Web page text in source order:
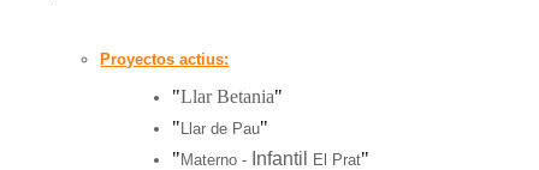
Proyectos actius:
"Llar Betania"
" Llar de Pau"
" Materno - Infantil El Prat"